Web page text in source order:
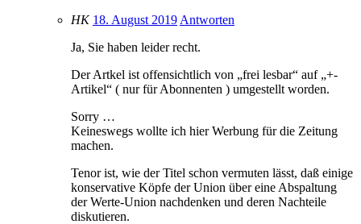
HK 18. August 2019 Antworten
Ja, Sie haben leider recht.
Der Artkel ist offensichtlich von „frei lesbar“ auf „+-
Artikel“ ( nur für Abonnenten ) umgestellt worden.
Sorry …
Keineswegs wollte ich hier Werbung für die Zeitung
machen.
Tenor ist, wie der Titel schon vermuten lässt, daß einige
konservative Köpfe der Union über eine Abspaltung
der Werte-Union nachdenken und deren Nachteile
diskutieren.